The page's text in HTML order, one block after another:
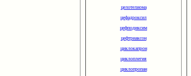
целотелиома
цефадроксил
цефподиксим
цефтриаксон
циклокапрон
циклоплегия
циклопропан